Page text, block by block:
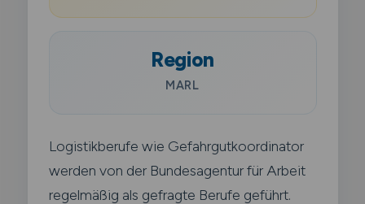
Region
MARL
Logistikberufe wie Gefahrgutkoordinator
werden von der Bundesagentur für Arbeit
regelmäßig als gefragte Berufe geführt.